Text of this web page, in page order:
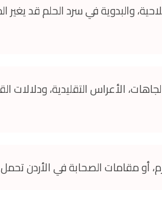
والبدوية في سرد الحلم قد
الأعراس التقليدية،
رم، أو مقامات الصحابة في الأردن